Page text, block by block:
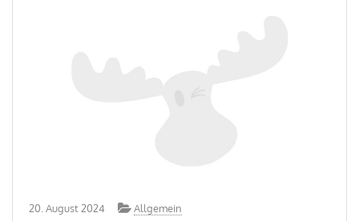
20. August 2024 Allgemein